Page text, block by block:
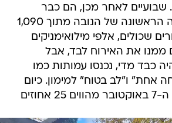
שבועיים לאחר מכן, הם כבר
הביאו את הקבוצה הראשונה של הנובה מתוך 1,090
עוד 1,250 הורים שכולים, אלפי מילואימניקים
ממנו את האירוח לבד, אבל
כבד מדי, נכנסו עמותות כמו
אחת" ו"לב בטוח" למימון. כיום
האורחים מאירועי ה-7 באוקטובר מהווים 25 אחוזים